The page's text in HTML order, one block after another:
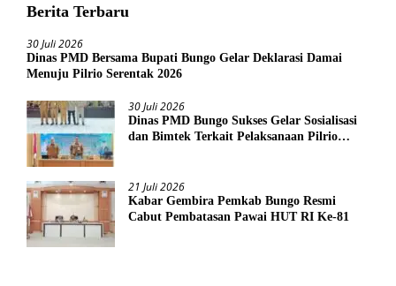
Berita Terbaru
30 Juli 2026
Dinas PMD Bersama Bupati Bungo Gelar Deklarasi Damai
Menuju Pilrio Serentak 2026
30 Juli 2026
Dinas PMD Bungo Sukses Gelar Sosialisasi
dan Bimtek Terkait Pelaksanaan Pilrio
21 Juli 2026
Kabar Gembira Pemkab Bungo Resmi
Cabut Pembatasan Pawai HUT RI Ke-81